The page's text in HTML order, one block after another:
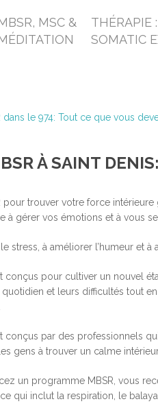
MSC &
THÉRAPIE :
SOMATIC
dans le 974: Tout ce que vous
À SAINT
pour trouver votre force
à gérer vos émotions et à vous
stress, à améliorer l’humeur et
conçus pour cultiver un nouvel
et leurs difficultés tout
conçus par des professionnels
gens à trouver un calme
un programme MBSR, vous
qui inclut la respiration, le